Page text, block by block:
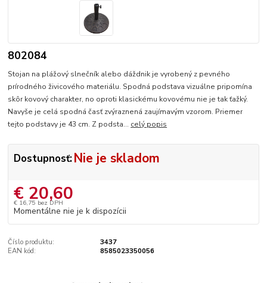
802084
Stojan na plážový slnečník alebo dáždnik je vyrobený z pevného
prírodného živicového materiálu. Spodná podstava vizuálne pripomína
skôr kovový charakter, no oproti klasickému kovovému nie je tak ťažký.
Navyše je celá spodná časť zvýraznená zaujímavým vzorom. Priemer
tejto podstavy je 43 cm. Z podsta... celý popis
Dostupnosť:Nie je skladom
€ 20,60
€ 16,75 bez DPH
Momentálne nie je k dispozícii
Číslo produktu:
3437
EAN kód:
8585023350056